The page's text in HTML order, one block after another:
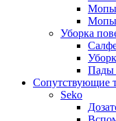
Мопы
Мопы
Уборка
Пады
Сопутствующие
Seko